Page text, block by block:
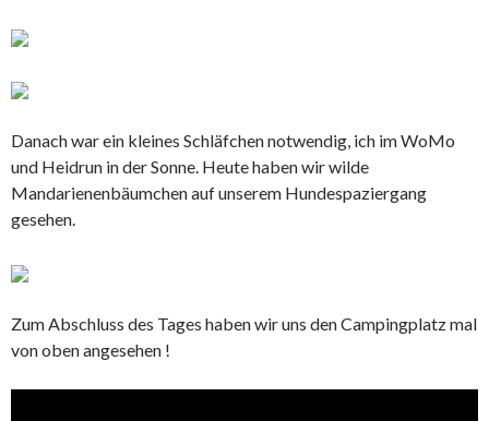
Danach war ein kleines Schläfchen notwendig, ich im WoMo
und Heidrun in der Sonne. Heute haben wir wilde
Mandarienenbäumchen auf unserem Hundespaziergang
gesehen.
Zum Abschluss des Tages haben wir uns den Campingplatz mal
von oben angesehen !